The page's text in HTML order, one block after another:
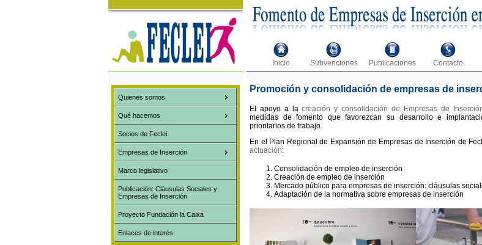
Inicio Subvenciones Publicaciones Contacto
Quienes somos
Qué hacemos
Socios de Feclei
Empresas de Inserción
Marco legislativo
Publicación: Cláusulas Sociales y
Empresas de Inserción
Proyecto Fundación la Caixa
Enlaces de interés
Promoción y consolidación de empresas de
El apoyo a lacreación y consolidación de Empresas de
medidas de fomento que favorezcan su desarrollo e
prioritarios de trabajo.
En el Plan Regional de Expansión de Empresas de Inserción de
actuación:
Consolidación de empleo de inserción
Creación de empleo de inserción
Mercado público para empresas de inserción: cláusulas
Adaptación de la normativa sobre empresas de inserción